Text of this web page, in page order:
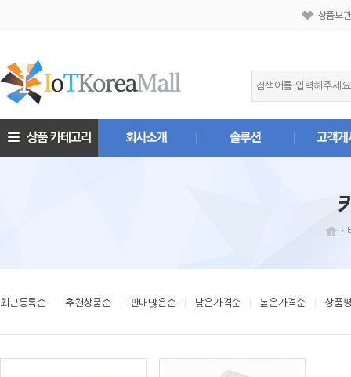
상품보
최근등록순 추천상품순 판매많은순 낮은가격순 높은가격순 상품